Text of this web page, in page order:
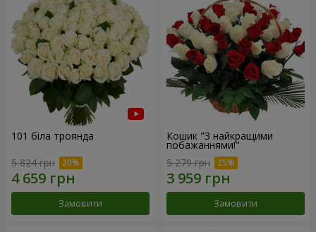
101 біла троянда
5 824 грн
Замовити
Кошик "З найкращими
побажаннями!"
5 279 грн
Замовити